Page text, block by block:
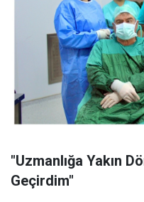
"Uzmanlığa Yakın
Geçirdim"